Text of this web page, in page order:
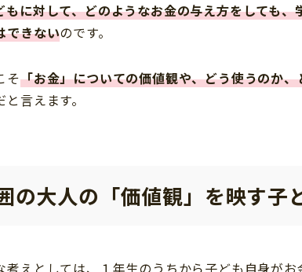
もに対して、どのようなお金の与え方をしても
できないのです。
そ「お金」についての価値観や、どう使うのか
と言えます。
の大人の「価値観」を映す子